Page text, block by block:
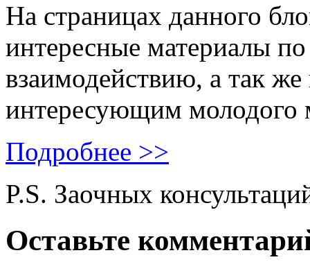
На страницах данного
интересные материалы
взаимодействию, а так
интересующим молодого
Подробнее >>
P.S. Заочных
Оставьте